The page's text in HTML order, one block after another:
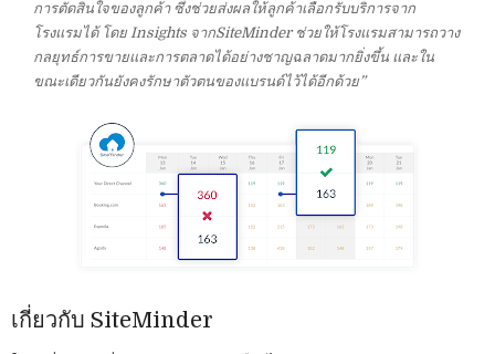
การตัดสินใจของลูกค้า ซึ่งช่วยส่งผลให้ลูกค้าเลือกรับบริการจาก
โรงแรมได้ โดย Insights จากSiteMinder ช่วยให้โรงแรมสามารถวาง
กลยุทธ์การขายและการตลาดได้อย่างชาญฉลาดมากยิ่งขึ้น และใน
ขณะเดียวกันยังคงรักษาตัวตนของแบรนด์ไว้ได้อีกด้วย”
เกี่ยวกับ SiteMinder